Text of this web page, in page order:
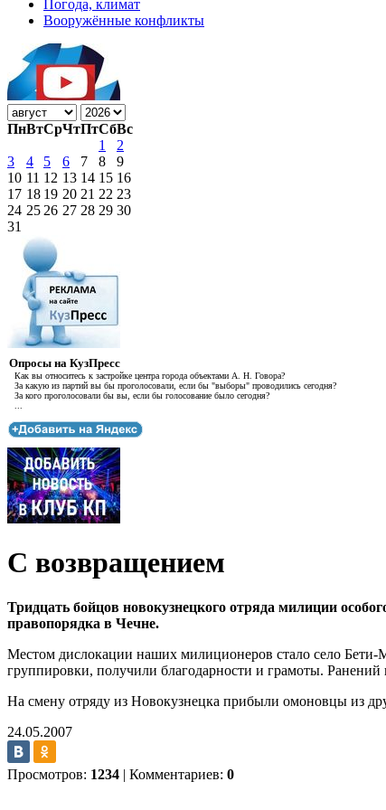
Погода, климат
Вооружённые конфликты
ПнВтСрЧтПтСбВс
1
2
3
4 5 6 7 8
9
10 11 12 13 14 15 16
17 18 19 20 21 22 23
24 25 26 27 28 29 30
31
Опросы на КузПресс
Как вы относитесь к застройке центра города объектами А. Н. Говора?
За какую из партий вы бы проголосовали, если бы "выборы" проводились сегодня?
За кого проголосовали бы вы, если бы голосование было сегодня?
С возвращением
Тридцать бойцов новокузнецкого отряда милиции
правопорядка в Чечне.
Местом дислокации наших милиционеров стало село
группировки, получили благодарности и грамоты.
На смену отряду из Новокузнецка прибыли омоновцы из
24.05.2007
Просмотров: 1234 | Комментариев: 0